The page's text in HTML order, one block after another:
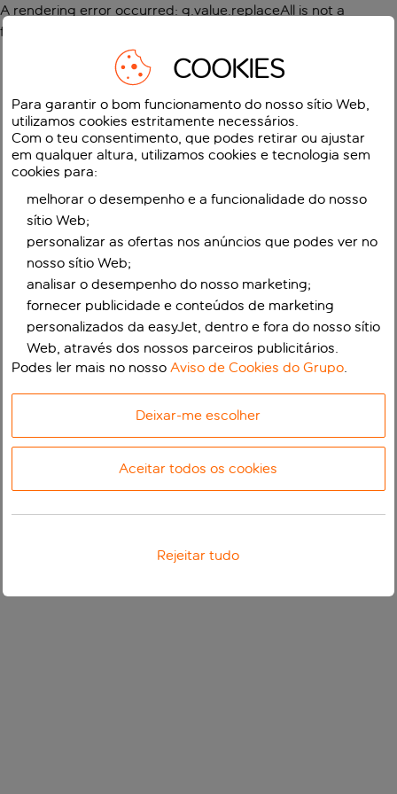
A rendering error occurred: g.value.replaceAll is not a
function
COOKIES
Para garantir o bom funcionamento do nosso sítio Web,
utilizamos cookies estritamente necessários.
Com o teu consentimento, que podes retirar ou ajustar
em qualquer altura, utilizamos cookies e tecnologia sem
cookies para:
melhorar o desempenho e a funcionalidade do nosso
sítio Web;
personalizar as ofertas nos anúncios que podes ver no
nosso sítio Web;
analisar o desempenho do nosso marketing;
fornecer publicidade e conteúdos de marketing
personalizados da easyJet, dentro e fora do nosso sítio
Web, através dos nossos parceiros publicitários.
Podes ler mais no nossoAviso de Cookies do Grupo.
Deixar-me escolher
Aceitar todos os cookies
Rejeitar tudo